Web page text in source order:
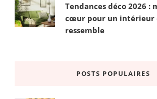
Tendances déco 2026 :
cœur pour un intérieur
ressemble
POSTS POPULAIRES